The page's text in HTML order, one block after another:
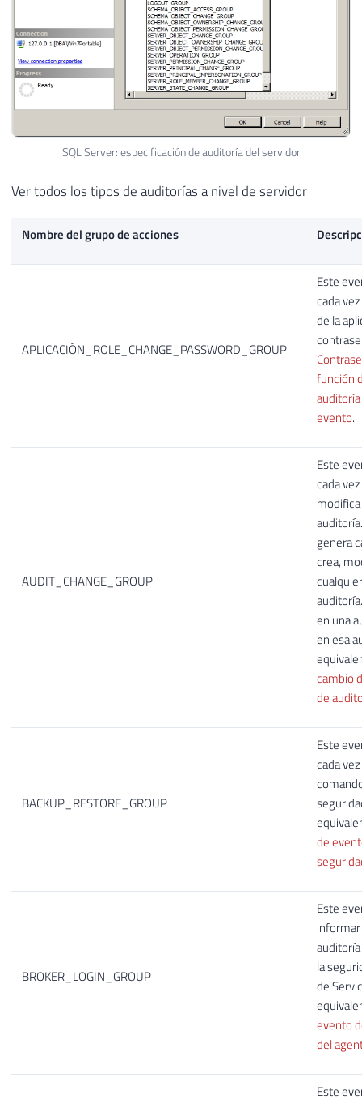
SQL Server: especificación de auditoría del servidor
Ver todos los tipos de auditorías a nivel de servidor
Nombre del grupo de acciones
APLICACIÓN_ROLE_CHANGE_PASSWORD_GROUP
Este
cada
de la
función
evento.
AUDIT_CHANGE_GROUP
Este
cada
genera
crea,
en una
en esa
cambio
de
BACKUP_RESTORE_GROUP
Este
cada
de
BROKER_LOGIN_GROUP
Este
la
de
evento
del
Este